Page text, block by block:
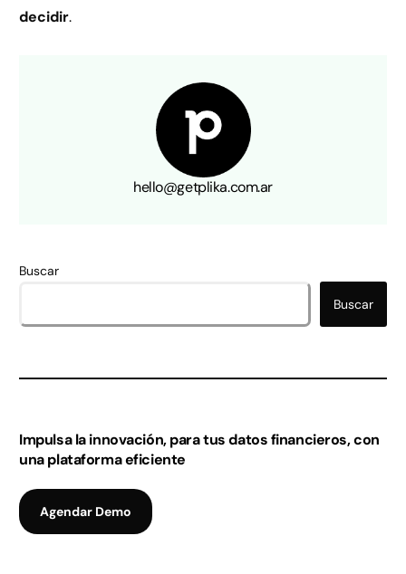
decidir.
hello@getplika.com.ar
Buscar
Buscar
Impulsa la innovación, para tus datos financieros, con
una plataforma eficiente
Agendar Demo